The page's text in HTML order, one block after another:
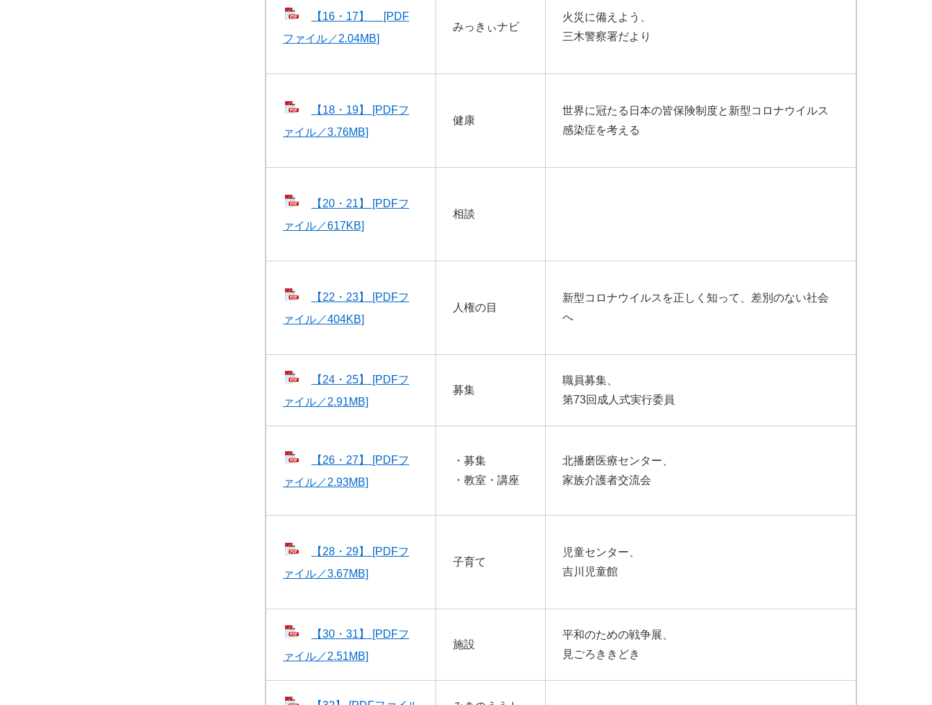
【16・17】 [PDF
ファイル／2.04MB]
みっきぃナビ
火災に備えよう、
三木警察署だより
【18・19】 [PDFフ
ァイル／3.76MB]
健康
世界に冠たる日本の皆保険制度と新型コロナウイルス
感染症を考える
【20・21】 [PDFフ
ァイル／617KB]
相談
【22・23】 [PDFフ
ァイル／404KB]
人権の目
新型コロナウイルスを正しく知って、差別のない社会
へ
【24・25】 [PDFフ
ァイル／2.91MB]
募集
職員募集、
第73回成人式実行委員
【26・27】 [PDFフ
ァイル／2.93MB]
・募集
・教室・講座
北播磨医療センター、
家族介護者交流会
【28・29】 [PDFフ
ァイル／3.67MB]
子育て
児童センター、
吉川児童館
【30・31】 [PDFフ
ァイル／2.51MB]
施設
平和のための戦争展、
見ごろききどき